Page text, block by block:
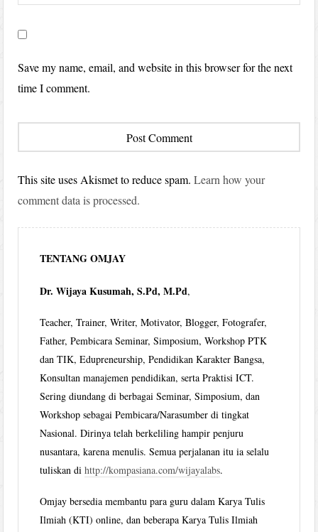
Save my name, email, and website in this browser for the next
time I comment.
This site uses Akismet to reduce spam.Learn how your
comment data is processed.
TENTANG OMJAY
Dr. Wijaya Kusumah, S.Pd, M.Pd,
Teacher, Trainer, Writer, Motivator, Blogger, Fotografer,
Father, Pembicara Seminar, Simposium, Workshop PTK
dan TIK, Edupreneurship, Pendidikan Karakter Bangsa,
Konsultan manajemen pendidikan, serta Praktisi ICT.
Sering diundang di berbagai Seminar, Simposium, dan
Workshop sebagai Pembicara/Narasumber di tingkat
Nasional. Dirinya telah berkeliling hampir penjuru
nusantara, karena menulis. Semua perjalanan itu ia selalu
tuliskan dihttp://kompasiana.com/wijayalabs.
Omjay bersedia membantu para guru dalam Karya Tulis
Ilmiah (KTI) online, dan beberapa Karya Tulis Ilmiah